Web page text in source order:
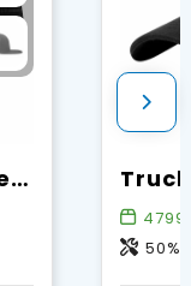
Trucker cap high profile - Retail
4799
50%